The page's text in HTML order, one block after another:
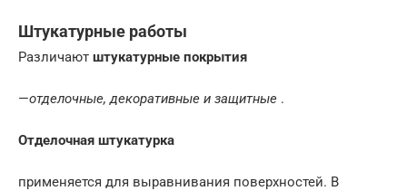
Штукатурные работы
Различают штукатурные покрытия
—отделочные, декоративные и защитные .
Отделочная штукатурка
применяется для выравнивания поверхностей. В